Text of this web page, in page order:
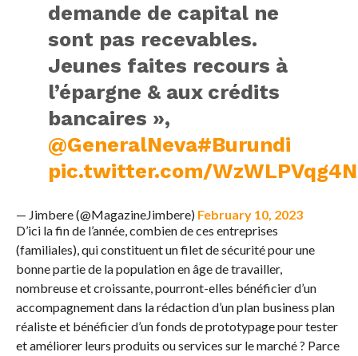
demande de capital ne
sont pas recevables.
Jeunes faites recours à
l’épargne & aux crédits
bancaires »,
@GeneralNeva#Burundi
pic.twitter.com/WzWLPVqg4N
— Jimbere (@MagazineJimbere) February 10, 2023
D’ici la fin de l’année, combien de ces entreprises
(familiales), qui constituent un filet de sécurité pour une
bonne partie de la population en âge de travailler,
nombreuse et croissante, pourront-elles bénéficier d’un
accompagnement dans la rédaction d’un plan business plan
réaliste et bénéficier d’un fonds de prototypage pour tester
et améliorer leurs produits ou services sur le marché ? Parce